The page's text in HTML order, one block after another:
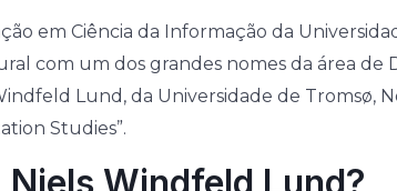
em Ciência da Informação da
com um dos grandes nomes da área de
Lund, da Universidade de Tromsø,
Studies”.